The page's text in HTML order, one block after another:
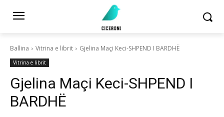
Ballina Vitrina e librit Gjelina Maçi Keci-SHPEND I BARDHË
Vitrina e librit
Gjelina Maçi Keci-SHPEND I
BARDHË